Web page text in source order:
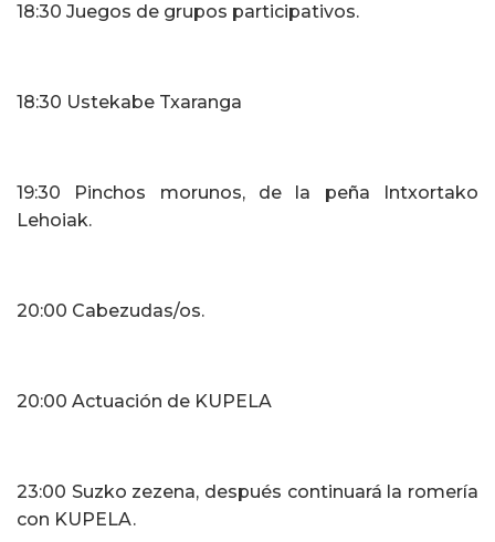
18:30 Juegos de grupos participativos.
18:30 Ustekabe Txaranga
19:30 Pinchos morunos, de la peña Intxortako
Lehoiak.
20:00 Cabezudas/os.
20:00 Actuación de KUPELA
23:00 Suzko zezena, después continuará la romería
con KUPELA.